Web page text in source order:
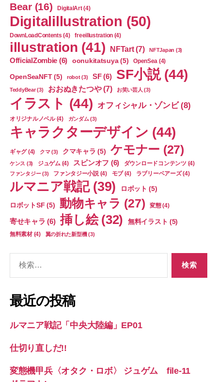
Bear(16) DigitalArt(4)
Digitalillustration (50)
DownLoadContents (4) freeillustration (4)
illustration (41) NFTart(7) NFTJapan (3)
OfficialZombie (6) oonukitatsuya(5) OpenSea (4)
OpenSeaNFT(5) robot(3) SF(6) SF小説(44)
TeddyBear(3) おおぬきたつや(7) お笑い芸人 (3)
イラスト (44) オフィシャル・ゾンビ(8)
オリジナルノベル(4) ガンダム (3)
キャラクターデザイン (44)
ギャグ(4) クマ(3) クマキャラ (5) ケモナー (27)
ケンス (3) ジュゲム (4) スピンオフ (6) ダウンロードコンテンツ(4)
ファンタジー(3) ファンタジー小説(4) モブ(4) ラブリーベアーズ(4)
ルマニア戦記(39) ロボット (5)
ロボットSF (5) 動物キャラ (27) 変態(4)
寄せキャラ (6) 挿し絵(32) 無料イラスト (5)
無料素材(4) 翼の折れた新型機(3)
象:
最近の投稿
ルマニア戦記「中央大陸編」EP01
仕切り直しだ!!
変態機甲兵〈オタク・ロボ〉 ジュゲム file-11